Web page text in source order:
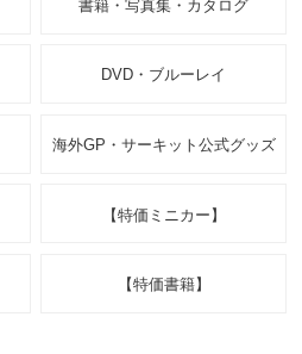
書籍・写真集・カタログ
DVD・ブルーレイ
海外GP・サーキット公式グッズ
【特価ミニカー】
【特価書籍】